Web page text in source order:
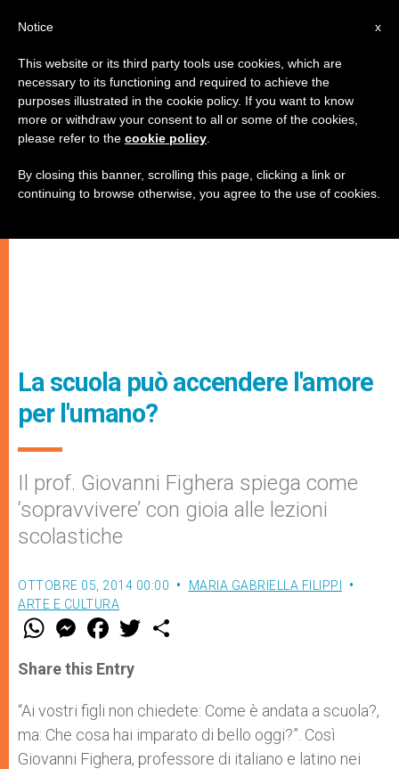
La scuola può accendere l'amore
per l'umano?
Il prof. Giovanni Fighera spiega come
‘sopravvivere’ con gioia alle lezioni
scolastiche
OTTOBRE 05, 2014 00:00
MARIA GABRIELLA FILIPPI
ARTE E CULTURA
W
t
s
p
p
M
e
s
e
g
e
r
F
a
e
b
o
k
w
r
Share this Entry
“Ai vostri figli non chiedete: Come è andata a scuola?,
ma: Che cosa hai imparato di bello oggi?”. Così
Giovanni Fighera, professore di italiano e latino nei
x
Notice
This website or its third party tools use cookies, which are
necessary to its functioning and required to achieve the
purposes illustrated in the cookie policy. If you want to know
more or withdraw your consent to all or some of the cookies,
please refer to the cookie policy
By closing this banner, scrolling this page, clicking a link or
continuing to browse otherwise, you agree to the use of cookies.